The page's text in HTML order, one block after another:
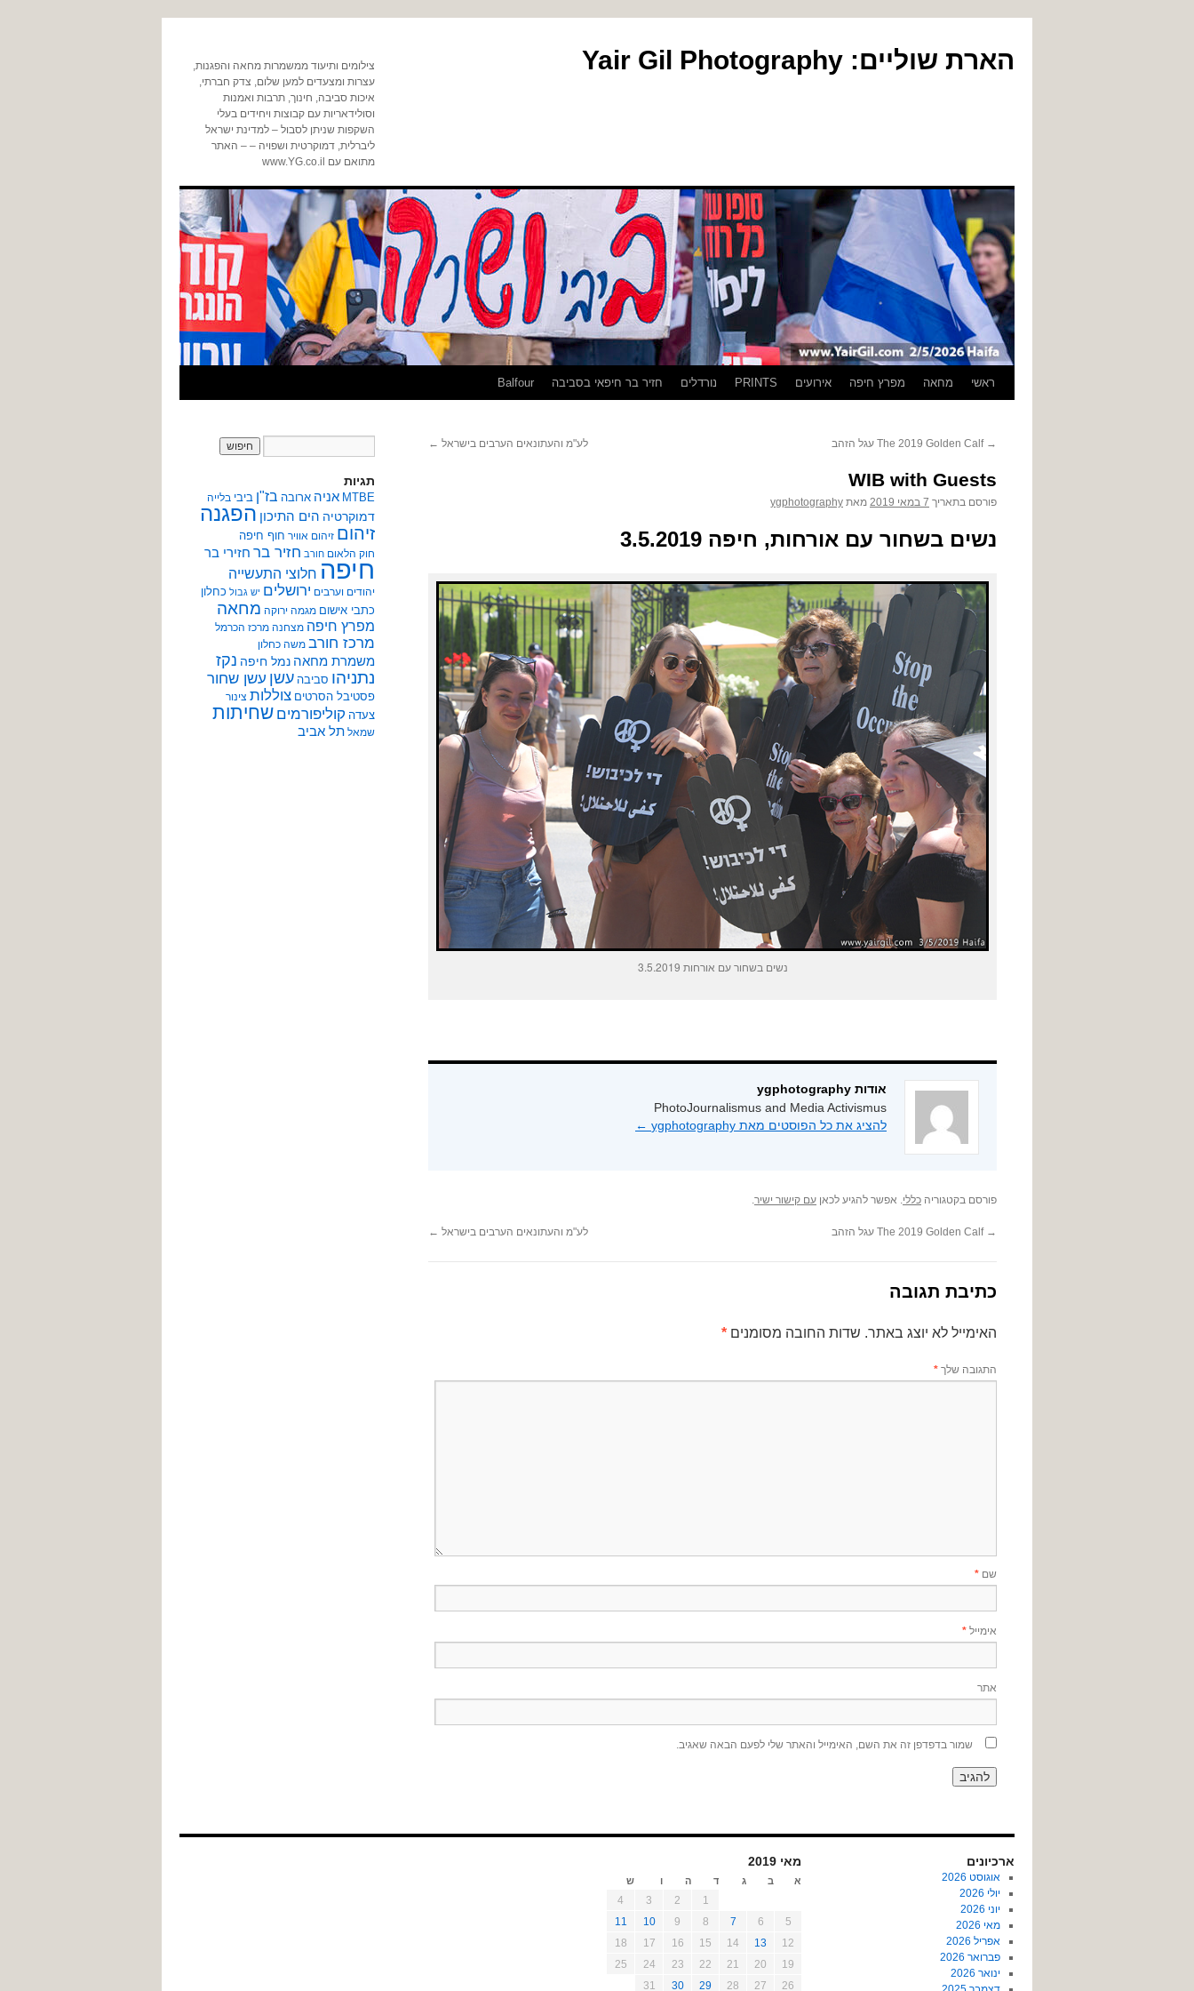
הארת שוליים: Yair Gil Photography
צילומים ותיעוד ממשמרות מחאה והפגנות,
עצרות ומצעדים למען שלום, צדק חברתי,
איכות סביבה, חינוך, תרבות ואמנות
וסולידאריות עם קבוצות ויחידים בעלי
השקפות שניתן לסבול – למדינת ישראל
ליברלית, דמוקרטית ושפויה – – האתר
מתואם עם www.YG.co.il
לדלגראשי מחאה מפרץ חיפה אירועים PRINTS נורדלים חזיר בר חיפאי בסביבה Balfour
→ The 2019 Golden Calf עגל הזהב לע"מ והעתונאים הערבים בישראל ←
WIB with Guests
פורסם בתאריך 7 במאי 2019 מאת ygphotography
נשים בשחור עם אורחות, חיפה 3.5.2019
נשים בשחור עם אורחות 3.5.2019
אודות ygphotography
PhotoJournalismus and Media Activismus
להציג את כל הפוסטים מאת ygphotography‏
←
פורסם בקטגוריה כללי. אפשר להגיע לכאן עם קישור ישיר.
→ The 2019 Golden Calf עגל הזהב לע"מ והעתונאים הערבים בישראל ←
כתיבת תגובה
האימייל לא יוצג באתר. שדות החובה מסומנים *
התגובה שלך *
שם *
אימייל *
אתר
שמור בדפדפן זה את השם, האימייל והאתר שלי לפעם הבאה שאגיב.
תגיות
MTBE אניה ארובה בז"ן ביבי בלייה
דמוקרטיה הים התיכון הפגנה
זיהום זיהום אוויר חוף חיפה
חוק הלאום חורב חזיר בר חזירי בר
חיפה חלוצי התעשייה
יהודים וערבים ירושלים יש גבול כחלון
כתבי אישום מגמה ירוקה מחאה
מפרץ חיפה מצחנה מרכז הכרמל
מרכז חורב משה כחלון
משמרת מחאה נמל חיפה נקז
נתניהו סביבה עשן עשן שחור
פסטיבל הסרטים צוללות צינור
צעדה קוליפורמים שחיתות
שמאל תל אביב
ארכיונים
אוגוסט 2026
יולי 2026
יוני 2026
מאי 2026
אפריל 2026
פברואר 2026
ינואר 2026
מאי 2019
א ב ג ד ה ו ש
1
2
3
4
5
6
7
8
9
10
11
12
13
14
15
16
17
18
19
20
21
22
23
24
25
26
27
28
29
30
31